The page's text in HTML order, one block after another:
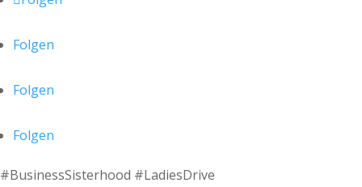
Folgen
Folgen
Folgen
#BusinessSisterhood #LadiesDrive